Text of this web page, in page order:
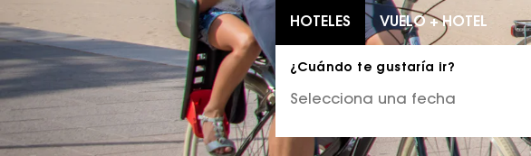
HOTELES VUELO + HOTEL
¿Cuándo te gustaría ir?